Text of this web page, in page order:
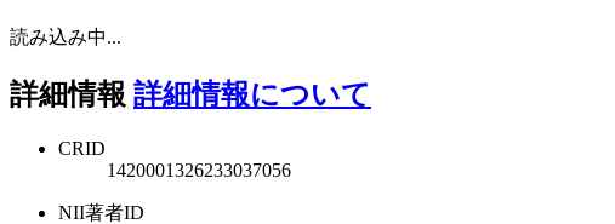
読み込み中...
詳細情報 詳細情報について
CRID
1420001326233037056
NII著者ID